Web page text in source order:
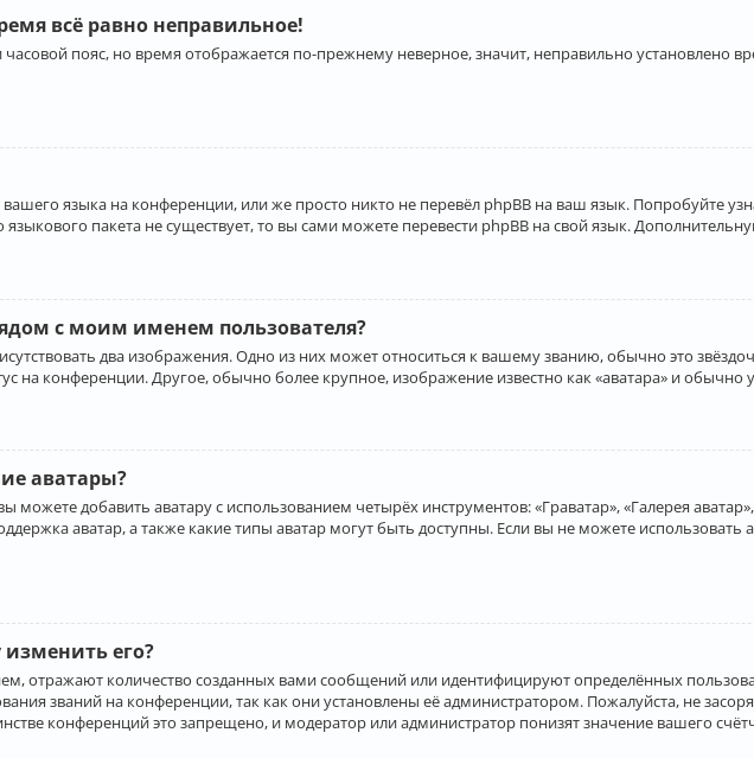
всё равно неправильное!
пояс, но время отображается по-прежнему неверное, значит, неправильно установлено
языка на конференции, или же просто никто не перевёл phpBB на ваш язык. Попробуйте
языкового пакета не существует, то вы сами можете перевести phpBB на свой язык.
с моим именем пользователя?
два изображения. Одно из них может относиться к вашему званию, обычно это
на конференции. Другое, обычно более крупное, изображение известно как «аватара» и обычно
аватары?
можете добавить аватару с использованием четырёх инструментов: «Граватар», «Галерея
аватар, а также какие типы аватар могут быть доступны. Если вы не можете
изменить его?
отражают количество созданных вами сообщений или идентифицируют определённых
званий на конференции, так как они установлены её администратором. Пожалуйста, не
конференций это запрещено, и модератор или администратор понизят значение вашего